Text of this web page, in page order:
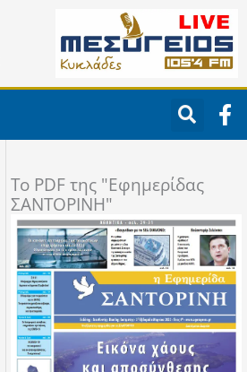
F
a
c
o
k
-
f
To PDF της "Εφημερίδας
ΣΑΝΤΟΡΙΝΗ"